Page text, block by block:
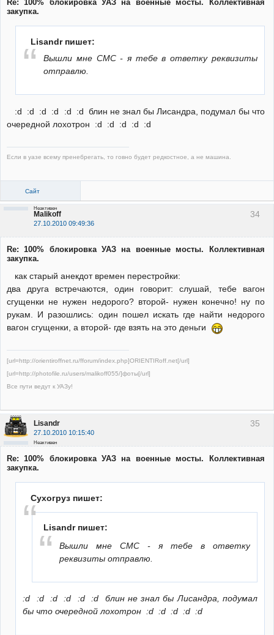
Re: 100% блокировка УАЗ на военные мосты. Коллективная
закупка.
Lisandr пишет:
Вышли мне СМС - я тебе в ответку реквизиты
отправлю.
:d :d :d :d :d :d блин не знал бы Лисандра, подумал бы что
очередной лохотрон :d :d :d :d :d
Если в уазе всему пренебрегать, то говно будет редкостное, а не машина.
Сайт
34
Malikoff
27.10.2010 09:49:36
Неактивен
Re: 100% блокировка УАЗ на военные мосты. Коллективная
закупка.
как старый анекдот времен перестройки:
два друга встречаются, один говорит: слушай, тебе вагон
сгущенки не нужен недорого? второй- нужен конечно! ну по
рукам. И разошлись: один пошел искать где найти недорого
вагон сгущенки, а второй- где взять на это деньги
[url=http://orientiroffnet.ru/fforum/index.php]ORIENTIRoff.net[/url]
[url=http://photofile.ru/users/malikoff055/]фоты[/url]
Все пути ведут к УАЗу!
35
Lisandr
27.10.2010 10:15:40
Неактивен
Re: 100% блокировка УАЗ на военные мосты. Коллективная
закупка.
Сухогруз пишет:
Lisandr пишет:
Вышли мне СМС - я тебе в ответку
реквизиты отправлю.
:d :d :d :d :d :d блин не знал бы Лисандра, подумал
бы что очередной лохотрон :d :d :d :d :d